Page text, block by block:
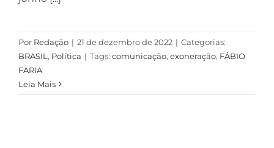
Por Redação | 21 de dezembro de 2022 | Categorias:
BRASIL, Política | Tags: comunicação, exoneração, FÁBIO
FARIA
Leia Mais